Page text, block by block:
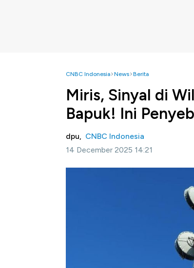
CNBC Indonesia News Berita
Miris, Sinyal di
Bapuk! Ini
dpu, CNBC Indonesia
14 December 2025 14:21